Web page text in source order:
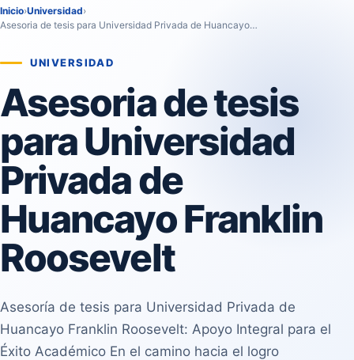
Inicio›Universidad›
Asesoria de tesis para Universidad Privada de Huancayo…
UNIVERSIDAD
Asesoria de tesis
para Universidad
Privada de
Huancayo Franklin
Roosevelt
Asesoría de tesis para Universidad Privada de
Huancayo Franklin Roosevelt: Apoyo Integral para el
Éxito Académico En el camino hacia el logro